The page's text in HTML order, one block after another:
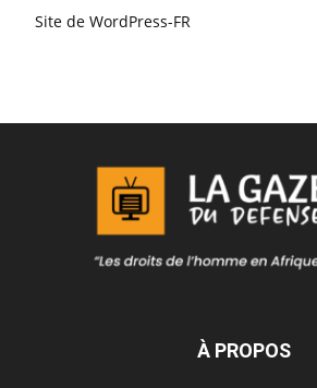
Site de WordPress-FR
À PROPOS